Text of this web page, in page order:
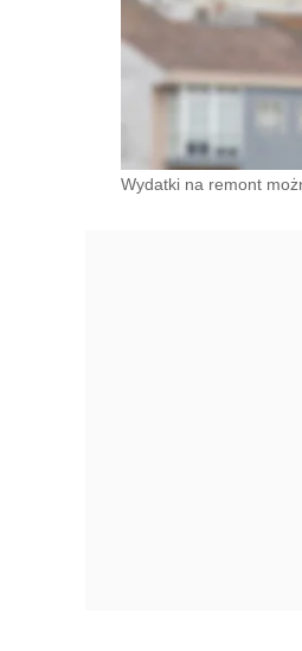
Wydatki na remont